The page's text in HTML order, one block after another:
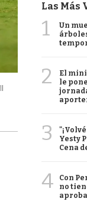
Las Más
1
Un
2
El
le
3
Yesty
Cena
4
Con
no